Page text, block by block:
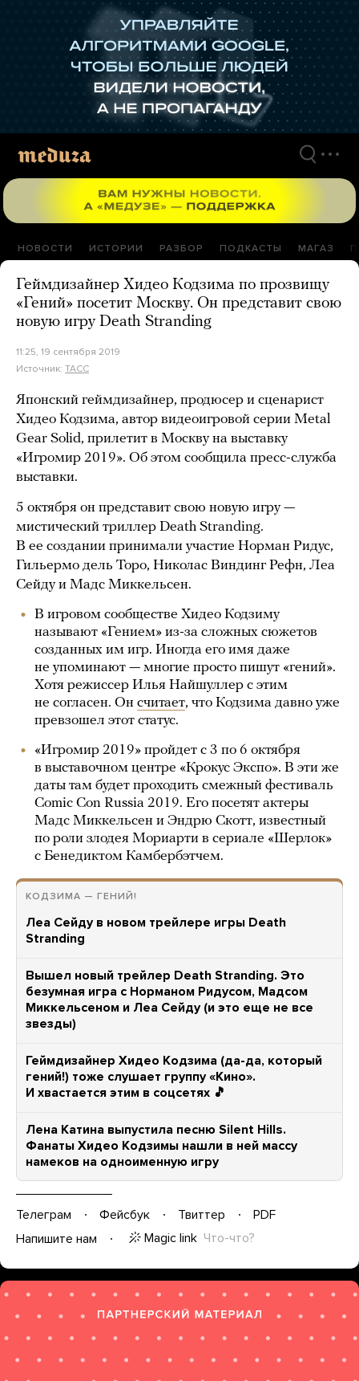
НОВОСТИ ИСТОРИИ РАЗБОР ПОДКАСТЫ МАГАЗ
Геймдизайнер Хидео Кодзима по прозвищу
«Гений» посетит Москву. Он представит свою
новую игру Death Stranding
11:25, 19 сентября 2019
Источник: ТАСС
Японский геймдизайнер, продюсер и сценарист
Хидео Кодзима, автор видеоигровой серии Metal
Gear Solid, прилетит в Москву на выставку
«Игромир 2019». Об этом сообщила пресс-служба
выставки.
5 октября он представит свою новую игру —
мистический триллер Death Stranding.
В ее создании принимали участие Норман Ридус,
Гильермо дель Торо, Николас Виндинг Рефн, Леа
Сейду и Мадс Миккельсен.
В игровом сообществе Хидео Кодзиму
называют «Гением» из-за сложных сюжетов
созданных им игр. Иногда его имя даже
не упоминают — многие просто пишут «гений».
Хотя режиссер Илья Найшуллер с этим
не согласен. Он считает, что Кодзима давно уже
превзошел этот статус.
«Игромир 2019» пройдет с 3 по 6 октября
в выставочном центре «Крокус Экспо». В эти же
даты там будет проходить смежный фестиваль
Comic Con Russia 2019. Его посетят актеры
Мадс Миккельсен и Эндрю Скотт, известный
по роли злодея Мориарти в сериале «Шерлок»
с Бенедиктом Камбербэтчем.
КОДЗИМА — ГЕНИЙ!
Леа Сейду в новом трейлере игры Death
Stranding
Вышел новый трейлер Death Stranding. Это
безумная игра с Норманом Ридусом, Мадсом
Миккельсеном и Леа Сейду (и это еще не все
звезды)
Геймдизайнер Хидео Кодзима (да-да, который
гений!) тоже слушает группу «Кино».
И хвастается этим в соцсетях 🎵
Лена Катина выпустила песню Silent Hills.
Фанаты Хидео Кодзимы нашли в ней массу
намеков на одноименную игру
Телеграм Фейсбук Твиттер
PDF
Напишите нам
Magic link Что-что?